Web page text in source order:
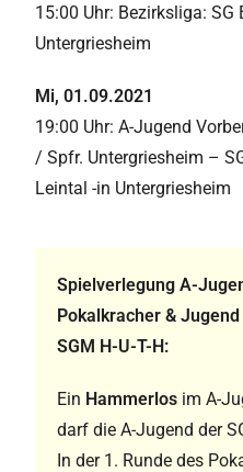
15:00 Uhr: Bezirksliga:
Untergriesheim
Mi, 01.09.2021
19:00 Uhr: A-Jugend
/ Spfr. Untergriesheim –
Leintal -in Untergriesheim
Spielverlegung A-
Pokalkracher &
SGM H-U-T-H:
Ein Hammerlos im A-
darf die A-Jugend der
In der 1. Runde des